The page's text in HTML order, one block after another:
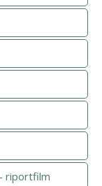
riportfilm